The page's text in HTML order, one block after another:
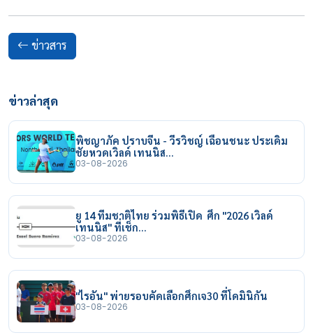
ข่าวสาร
ข่าวล่าสุด
พิชญาภัค ปราบจีน - วีรวิชญ์ เฉือนชนะ ประเดิม
ชัยหวดเวิลด์ เทนนิส…
03-08-2026
ยู 14 ทีมชาติไทย ร่วมพิธีเปิด ศึก "2026 เวิลด์
เทนนิส" ที่เช็ก…
03-08-2026
"ไรอัน" พ่ายรอบคัดเลือกศึกเจ30 ที่โดมินิกัน
03-08-2026